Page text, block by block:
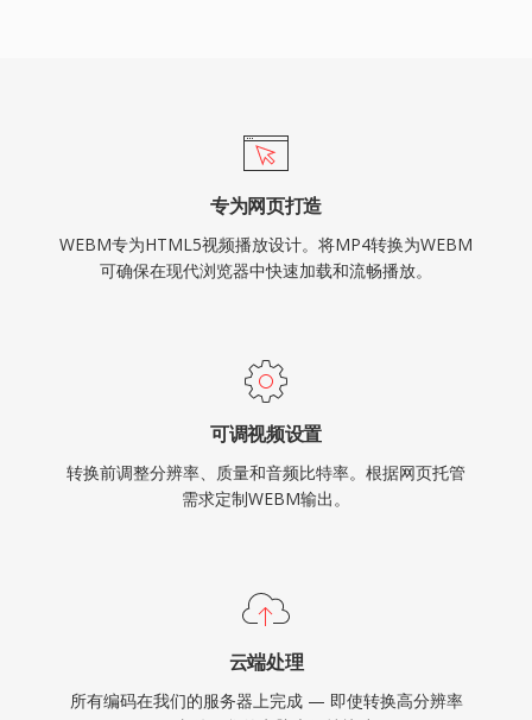
专为网页打造
WEBM专为HTML5视频播放设计。将MP4转换为WEBM
可确保在现代浏览器中快速加载和流畅播放。
可调视频设置
转换前调整分辨率、质量和音频比特率。根据网页托管
需求定制WEBM输出。
云端处理
所有编码在我们的服务器上完成 — 即使转换高分辨率